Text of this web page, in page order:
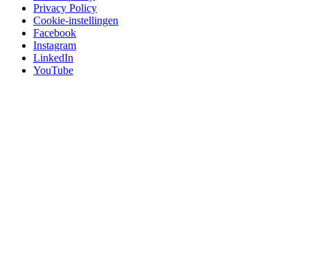
Privacy Policy
Cookie-instellingen
Facebook
Instagram
LinkedIn
YouTube